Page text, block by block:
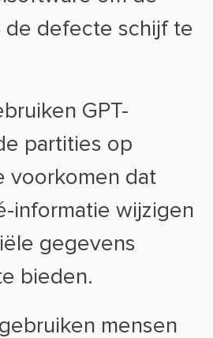
de defecte schijf te
GPT-
partities op
voorkomen dat
informatie wijzigen
gegevens
bieden.
mensen